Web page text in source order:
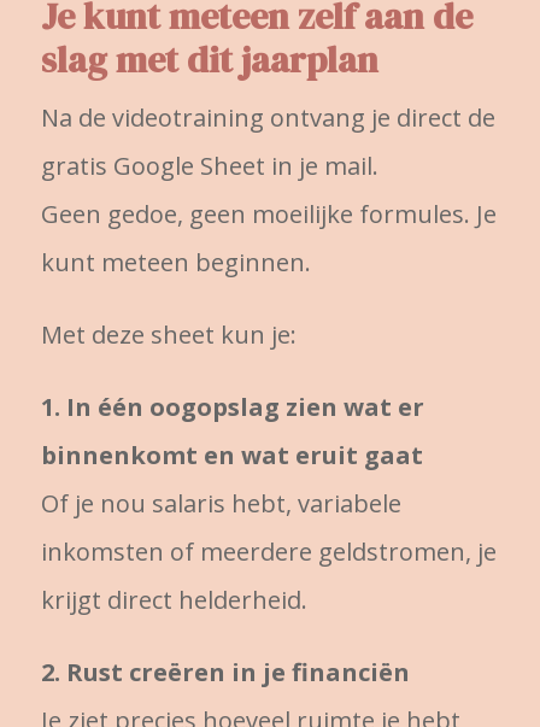
Je kunt meteen zelf aan de
slag met dit jaarplan
Na de videotraining ontvang je direct de
gratis Google Sheet in je mail.
Geen gedoe, geen moeilijke formules. Je
kunt meteen beginnen.
Met deze sheet kun je:
1. In één oogopslag zien wat er
binnenkomt en wat eruit gaat
Of je nou salaris hebt, variabele
inkomsten of meerdere geldstromen, je
krijgt direct helderheid.
2. Rust creëren in je financiën
Je ziet precies hoeveel ruimte je hebt